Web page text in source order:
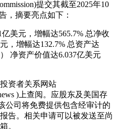
提交其截至2025年10
，摘要亮点如下：
美元，增幅达565.7% 总净收
，增幅达132.7% 总资产达
净资产价值达6.037亿美元
资者关系网站
)上查阅。应股东及美国存
公司将免费提供包含经审计的
告。相关申请可以被发送至尚
。